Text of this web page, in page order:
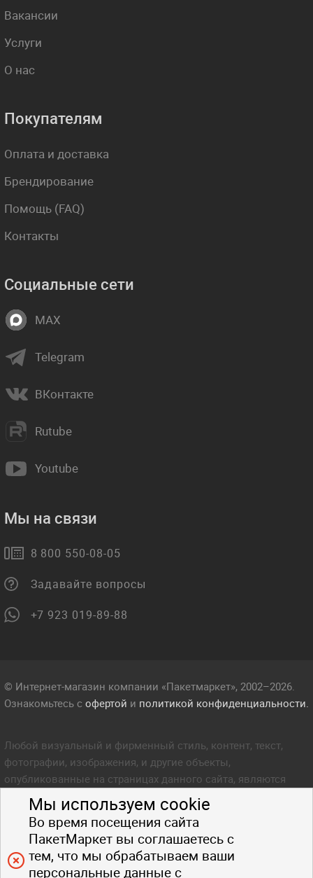
Мы используем cookie
Во время посещения сайта
ПакетМаркет вы соглашаетесь с
тем, что мы обрабатываем ваши
персональные данные с
Вакансии
Услуги
О нас
Покупателям
Оплата и доставка
Брендирование
Помощь (FAQ)
Контакты
Социальные сети
MAX
Telegram
ВКонтакте
Rutube
Youtube
Мы на связи
8 800 550-08-05
Задавайте вопросы
+7 923 019-89-88
© Интернет-магазин компании «Пакетмаркет», 2002–2026.
Ознакомьтесь с офертой и политикой конфиденциальности.
Любой визуальный и фирменный стиль, контент, текст,
фотографии, изображения, и другие объекты,
опубликованные на страницах данного сайта, являются
объектом прав интеллектуальной собственности компании
Пакетмаркет. Любое копирование стиля, контента, текста,
фотографий, изображений и других объектов данного сайта
запрещено.